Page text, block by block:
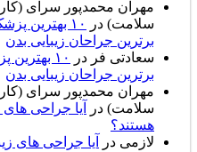
مهران محمدپور سرای
سلامت) در
۱۰ بهترین
برترین جراحان زیبایی بدن
سعادتی فر در
۱۰
برترین جراحان زیبایی بدن
مهران محمدپور سرای
سلامت) در
آیا جراحی
هستند؟
لازمی در
آیا جراحی های